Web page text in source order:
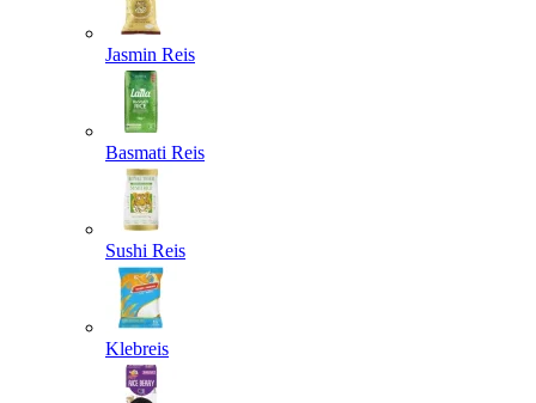
Jasmin Reis
Basmati Reis
Sushi Reis
Klebreis